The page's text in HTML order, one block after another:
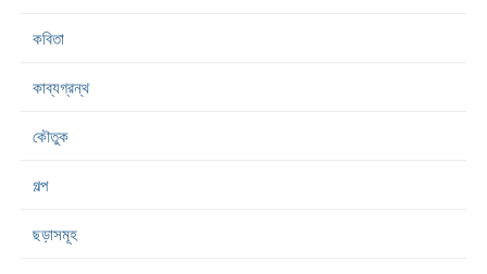
কবিতা
কাব্যগ্রন্থ
কৌতুক
গল্প
ছড়াসমূহ